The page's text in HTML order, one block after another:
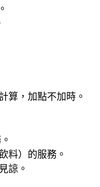
算，加點不加時。
料）的服務。
諒。